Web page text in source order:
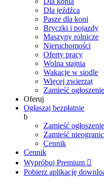
Dla jeźdźca
Pasze dla koni
Bryczki i pojazdy
Maszyny rolnicze
Nieruchomości
Oferty pracy
Wolna stajnia
Wakacje w siodle
Więcej zwierząt
Zamieść
Oferuj
Ogłaszaj bezpłatnie
b
Zamieść
Zamieść
Cennik
Cennik
Wypróbuj Premium 
Pobierz aplikację